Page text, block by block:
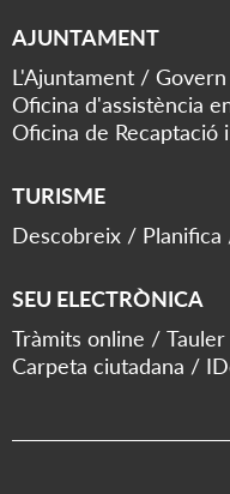
AJUNTAMENT
L'Ajuntament
Oficina d'assistència
Oficina de Recaptació
TURISME
Descobreix
Planifica
SEU ELECTRÒNICA
Tràmits online
Carpeta ciutadana